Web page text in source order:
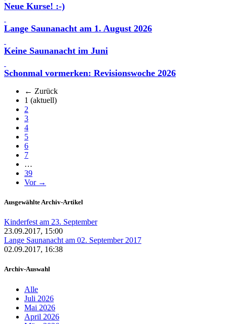
Neue Kurse! :-)
Lange Saunanacht am 1. August 2026
Keine Saunanacht im Juni
Schonmal vormerken: Revisionswoche 2026
← Zurück
1 (aktuell)
2
3
4
5
6
7
…
39
Vor →
Ausgewählte Archiv-Artikel
Kinderfest am 23. September
23.09.2017, 15:00
Lange Saunanacht am 02. September 2017
02.09.2017, 16:38
Archiv-Auswahl
Alle
Juli 2026
Mai 2026
April 2026